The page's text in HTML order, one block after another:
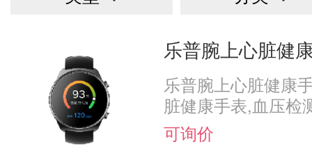
乐普腕上心脏健
乐普腕上心脏健康
脏健康手表,血压检
可询价